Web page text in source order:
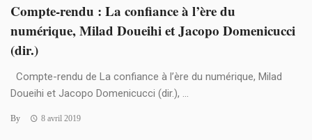
Compte-rendu : La confiance à l’ère du
numérique, Milad Doueihi et Jacopo Domenicucci
(dir.)
Compte-rendu de La confiance à l’ère du numérique, Milad
Doueihi et Jacopo Domenicucci (dir.), ...
By 8 avril 2019